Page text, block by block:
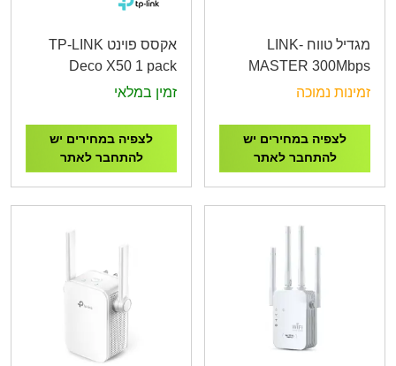
מגדיל טווח LINK-
MASTER 300Mbps
Universal Wi-Fi Range
זמינות נמוכה
לצפיה במחירים יש
להתחבר לאתר
אקסס פוינט TP-LINK
Deco X50 1 pack
AX3000 Whole Home
זמין במלאי
לצפיה במחירים יש
להתחבר לאתר